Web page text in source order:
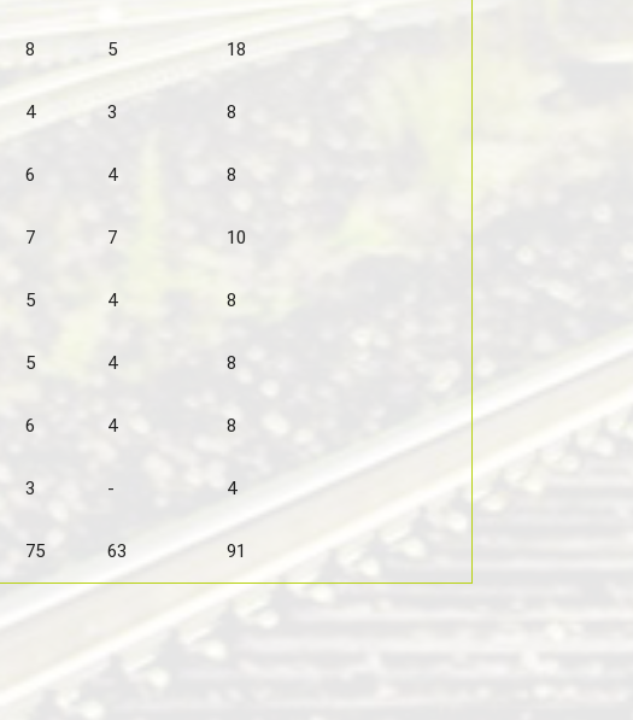
8 5 18
4 3 8
6 4 8
7 7 10
5 4 8
5 4 8
6 4 8
3 - 4
75 63 91